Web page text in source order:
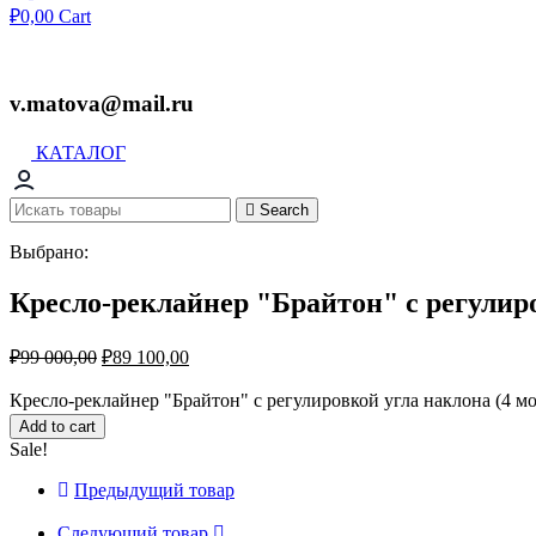
₽0,00 Cart
v.matova@mail.ru
КАТАЛОГ
Search
Выбрано:
Кресло-реклайнер "Брайтон" с
₽99 000,00 ₽89 100,00
Кресло-реклайнер "Брайтон" с регулировкой угла наклона (4
Add to cart
Sale!
Предыдущий товар